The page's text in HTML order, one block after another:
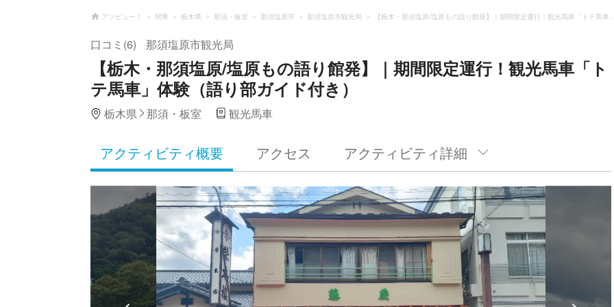
アソビュー！ 関東 栃木県 那須・板室 那須塩原市 那須塩原市観光局 【栃木・那須塩原/塩原もの語り館発】｜期間限定運行！観光馬車「トテ馬車
口コミ(6) 那須塩原市観光局
【栃木・那須塩原/塩原もの語り館発】｜期間限定運行！観光馬車「ト
テ馬車」体験（語り部ガイド付き）
栃木県 那須・板室 観光馬車
アクティビティ概要 アクセス アクティビティ詳細